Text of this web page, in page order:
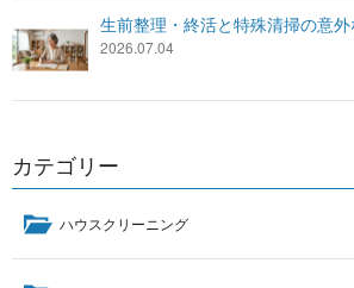
生前整理・終活と特殊清掃の意
2026.07.04
カテゴリー
ハウスクリーニング